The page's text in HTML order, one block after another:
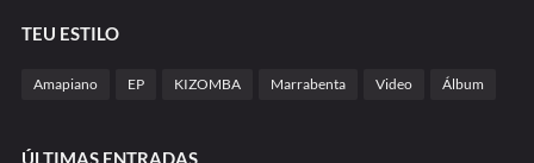
TEU ESTILO
Amapiano EP KIZOMBA Marrabenta Video Álbum
ÚLTIMAS ENTRADAS